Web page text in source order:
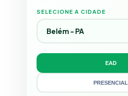
SELECIONE A CIDADE
EAD
PRESENCIAL